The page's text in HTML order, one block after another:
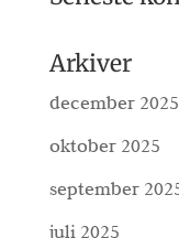
Arkiver
december 2025
oktober 2025
september
juli 2025